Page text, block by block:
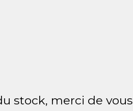
stock, merci de